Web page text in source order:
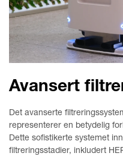
Avansert
Det avanserte
representerer en betydelig
Dette sofistikerte systemet
filtreringsstadier, inkludert